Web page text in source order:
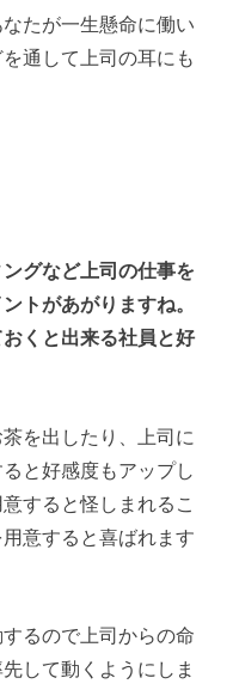
たが一生懸命に働い
通して上司の耳にも
グなど上司の仕事を
トがあがりますね。
くと出来る社員と好
を出したり、上司に
と好感度もアップし
すると怪しまれるこ
意すると喜ばれます
るので上司からの命
して動くようにしま